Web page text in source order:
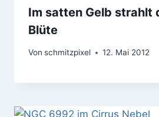
Im satten Gelb strahlt
Blüte
Von schmitzpixel 12. Mai 2012